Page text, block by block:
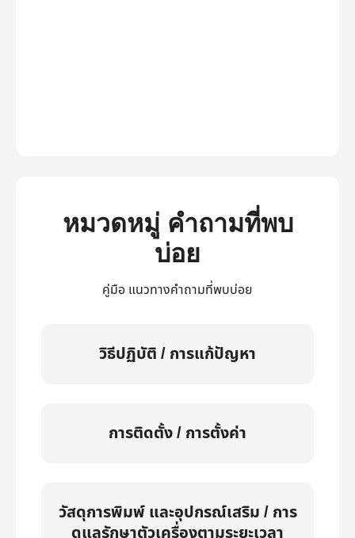
หมวดหมู่ คำถามที่พบ
บ่อย
คู่มือ แนวทางคำถามที่พบบ่อย
วิธีปฏิบัติ / การแก้ปัญหา
การติดตั้ง / การตั้งค่า
วัสดุการพิมพ์ และอุปกรณ์เสริม / การ
ดูแลรักษาตัวเครื่องตามระยะเวลา